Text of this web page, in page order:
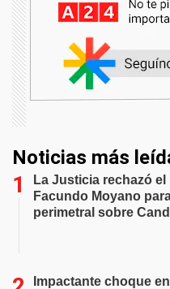
Noticias más
La Justicia rechazó
Facundo Moyano
perimetral sobre
Impactante choque